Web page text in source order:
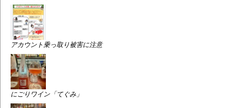
アカウント乗っ取り被害に注意
にごりワイン「てぐみ」